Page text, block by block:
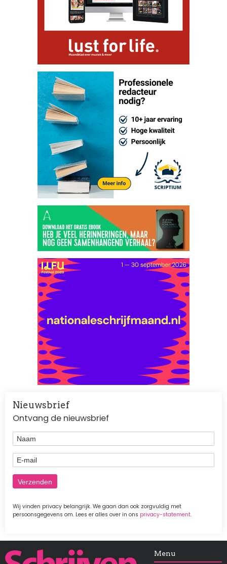
Nieuwsbrief
Ontvang de nieuwsbrief
Naam
E-mail
Wij vinden privacy belangrijk. We gaan dan ook zorgvuldig met
persoonsgegevens om. Lees er alles over in ons privacy-statement.
Afbeelding Menu